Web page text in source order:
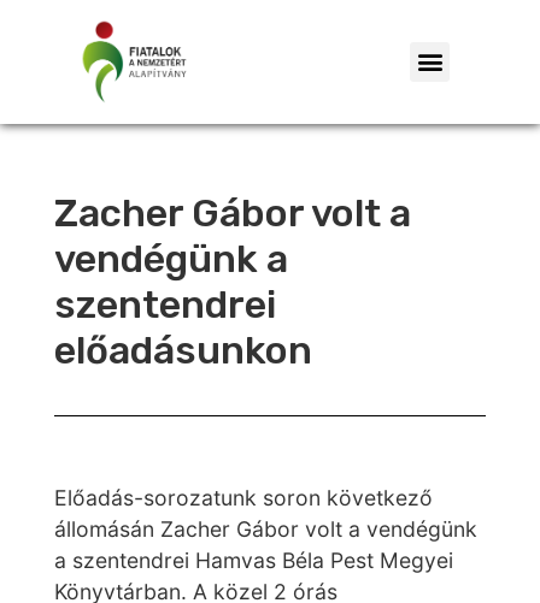
Zacher Gábor volt a
vendégünk a
szentendrei
előadásunkon
Előadás-sorozatunk soron következő
állomásán Zacher Gábor volt a vendégünk
a szentendrei Hamvas Béla Pest Megyei
Könyvtárban. A közel 2 órás